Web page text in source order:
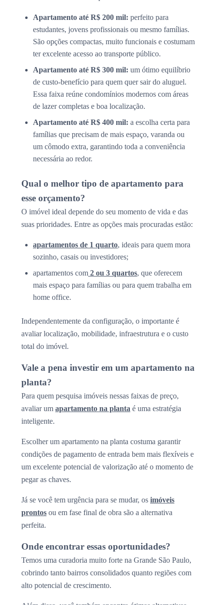
Apartamento até R$ 200 mil: perfeito para
estudantes, jovens profissionais ou mesmo famílias.
São opções compactas, muito funcionais e costumam
ter excelente acesso ao transporte público.
Apartamento até R$ 300 mil: um ótimo equilíbrio
de custo-benefício para quem quer sair do aluguel.
Essa faixa reúne condomínios modernos com áreas
de lazer completas e boa localização.
Apartamento até R$ 400 mil: a escolha certa para
famílias que precisam de mais espaço, varanda ou
um cômodo extra, garantindo toda a conveniência
necessária ao redor.
Qual o melhor tipo de apartamento para
esse orçamento?
O imóvel ideal depende do seu momento de vida e das
suas prioridades. Entre as opções mais procuradas estão:
apartamentos de 1 quarto, ideais para quem mora
sozinho, casais ou investidores;
apartamentos com 2 ou 3 quartos, que oferecem
mais espaço para famílias ou para quem trabalha em
home office.
Independentemente da configuração, o importante é
avaliar localização, mobilidade, infraestrutura e o custo
total do imóvel.
Vale a pena investir em um apartamento na
planta?
Para quem pesquisa imóveis nessas faixas de preço,
avaliar um apartamento na planta é uma estratégia
inteligente.
Escolher um apartamento na planta costuma garantir
condições de pagamento de entrada bem mais flexíveis e
um excelente potencial de valorização até o momento de
pegar as chaves.
Já se você tem urgência para se mudar, os imóveis
prontos ou em fase final de obra são a alternativa
perfeita.
Onde encontrar essas oportunidades?
Temos uma curadoria muito forte na Grande São Paulo,
cobrindo tanto bairros consolidados quanto regiões com
alto potencial de crescimento.